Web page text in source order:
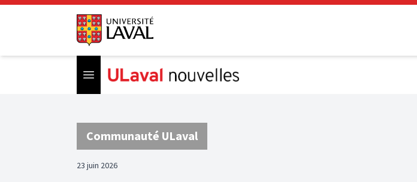
Open menu
Communauté ULaval
23 juin 2026